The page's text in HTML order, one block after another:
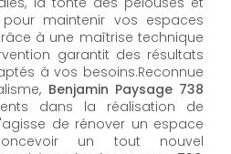
maintenir vos espaces
à une maîtrise technique
garantit des résultats
à vos besoins.Reconnue
Benjamin Paysage 738
dans la réalisation de
de rénover un espace
un tout nouvel